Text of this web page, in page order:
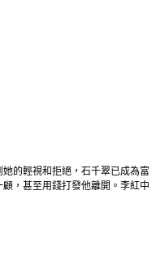
的輕視和拒絕，石千翠已成為富
，甚至用錢打發他離開。李紅中